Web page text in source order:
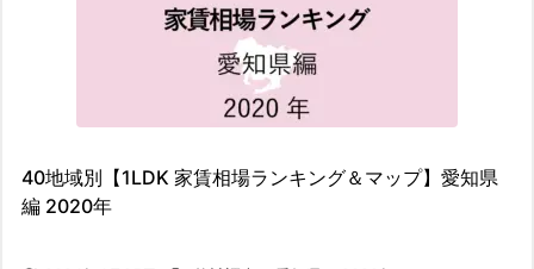
40地域別【1LDK 家賃相場ランキング＆マップ】愛知県
編 2020年